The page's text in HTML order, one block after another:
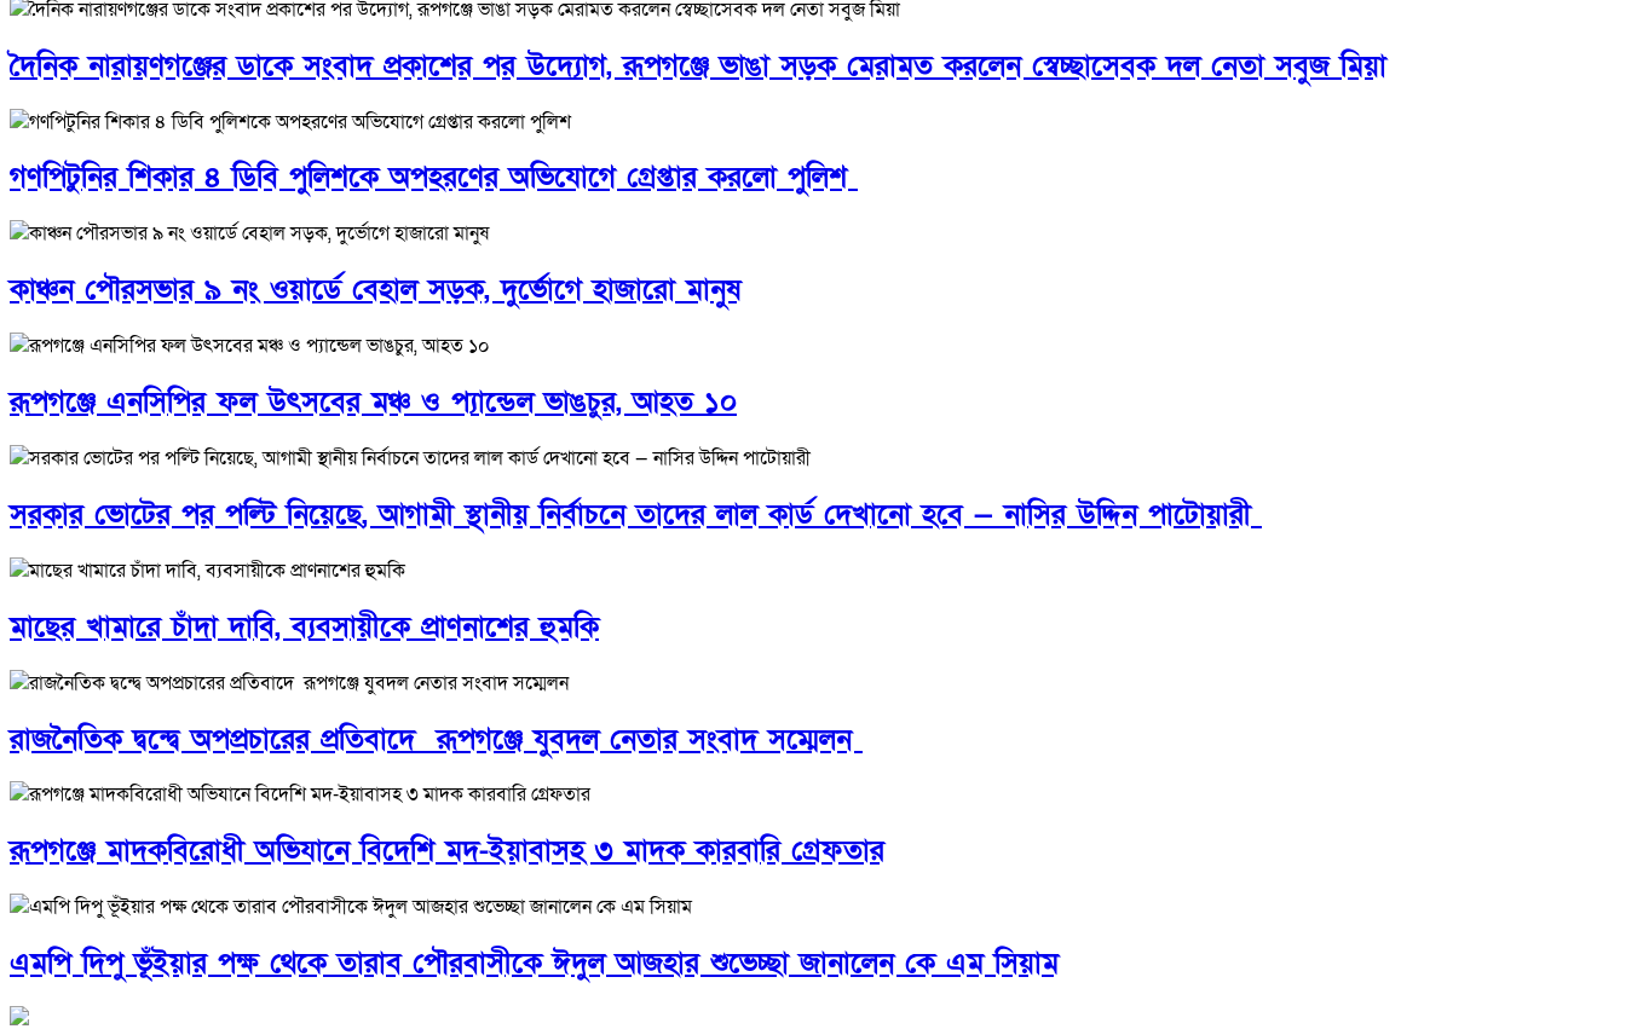
দৈনিক নারায়ণগঞ্জের ডাকে সংবাদ প্রকাশের পর উদ্যোগ, রূপগঞ্জে ভাঙা সড়ক মেরামত করলেন স্বেচ্ছাসেবক দল নেতা সবুজ মিয়া
গণপিটুনির শিকার ৪ ডিবি পুলিশকে অপহরণের অভিযোগে গ্রেপ্তার করলো পুলিশ
কাঞ্চন পৌরসভার ৯ নং ওয়ার্ডে বেহাল সড়ক, দুর্ভোগে হাজারো মানুষ
রূপগঞ্জে এনসিপির ফল উৎসবের মঞ্চ ও প্যান্ডেল ভাঙচুর, আহত ১০
সরকার ভোটের পর পল্টি নিয়েছে, আগামী স্থানীয় নির্বাচনে তাদের লাল কার্ড দেখানো হবে — নাসির উদ্দিন পাটোয়ারী
মাছের খামারে চাঁদা দাবি, ব্যবসায়ীকে প্রাণনাশের হুমকি
রাজনৈতিক দ্বন্দ্বে অপপ্রচারের প্রতিবাদে ‎রূপগঞ্জে যুবদল নেতার সংবাদ সম্মেলন ‎
রূপগঞ্জে মাদকবিরোধী অভিযানে বিদেশি মদ-ইয়াবাসহ ৩ মাদক কারবারি গ্রেফতার
এমপি দিপু ভূঁইয়ার পক্ষ থেকে তারাব পৌরবাসীকে ঈদুল আজহার শুভেচ্ছা জানালেন কে এম সিয়াম